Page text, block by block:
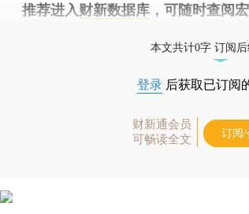
推荐进入财新数据库 ，可随时查阅
本文共计0字 订阅
登录 后获取已订阅
财新通会员
可畅读全文
订阅/